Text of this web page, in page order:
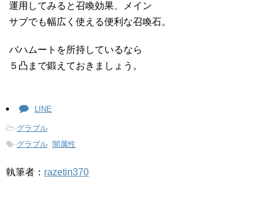
運用してみると召喚効果、メイン
サブでも幅広く使える便利な召喚石。
バハムートを所持しているなら
５凸まで鍛えておきましょう。
LINE
-グラブル
-グラブル 闇属性
執筆者： razetin370